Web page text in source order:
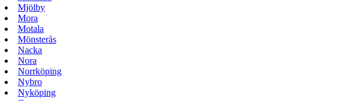
Mjölby
Mora
Motala
Mönsterås
Nacka
Nora
Norrköping
Nybro
Nyköping